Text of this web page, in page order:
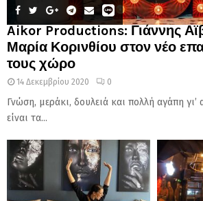
Aikor Productions: Γιάννης
Μαρία Κορινθίου στον νέο
τους χώρο
14 Δεκεμβρίου 2020 0
Γνώση, μεράκι, δουλειά και πολλή αγάπη
είναι τα...